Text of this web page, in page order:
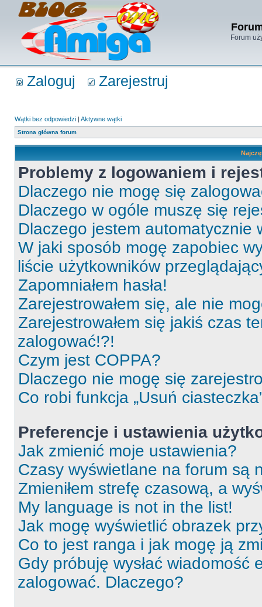
Forum
Zaloguj Zarejestruj
Wątki bez odpowiedzi | Aktywne wątki
Strona główna forum
Problemy z logowaniem i
Dlaczego nie mogę się
Dlaczego w ogóle muszę się
Dlaczego jestem automatycznie
W jaki sposób mogę zapobiec
liście użytkowników
Zapomniałem hasła!
Zarejestrowałem się, ale nie
Zarejestrowałem się jakiś czas
zalogować!?!
Czym jest COPPA?
Dlaczego nie mogę się
Co robi funkcja „Usuń
Preferencje i ustawienia
Jak zmienić moje ustawienia?
Czasy wyświetlane na forum są
Zmieniłem strefę czasową, a
My language is not in the list!
Jak mogę wyświetlić obrazek
Co to jest ranga i jak mogę ją
Gdy próbuję wysłać wiadomość
zalogować. Dlaczego?